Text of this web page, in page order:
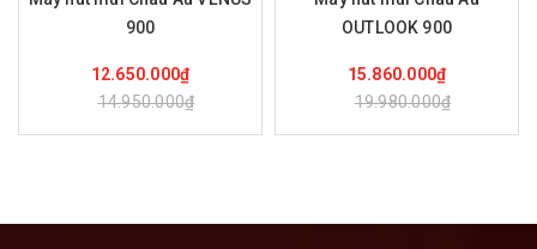
900
12.650.000₫
14.950.000₫
OUTLOOK 900
15.860.000₫
19.980.000₫